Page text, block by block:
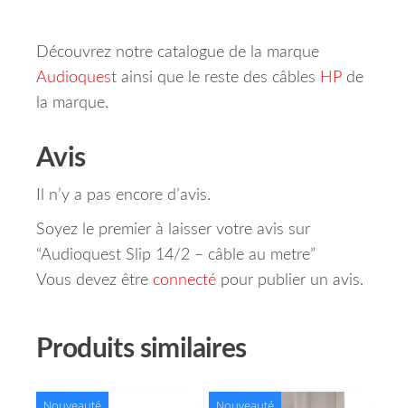
Découvrez notre catalogue de la marque
Audioquest ainsi que le reste des câbles HP de
la marque.
Avis
Il n’y a pas encore d’avis.
Soyez le premier à laisser votre avis sur
“Audioquest Slip 14/2 – câble au metre”
Vous devez être connecté pour publier un avis.
Produits similaires